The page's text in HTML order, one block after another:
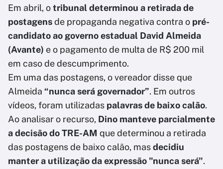
Em abril, otribunal determinou a retirada de
postagensde propaganda negativa contra o pré-
candidato ao governo estadual David Almeida
(Avante) e o pagamento de multa de R$ 200 mil
em caso de descumprimento.
Em uma das postagens, o vereador disse que
Almeida “nunca será governador”. Em outros
vídeos, foram utilizadas palavras de baixo calão.
Ao analisar o recurso, Dino manteve parcialmente
a decisão do TRE-AM que determinou a retirada
das postagens de baixo calão, masdecidiu
manter a utilização da expressão "nunca será".